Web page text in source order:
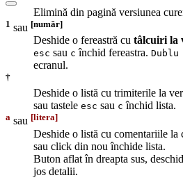
Elimină din pagină versiunea
1 sau [număr]
Deshide o fereastră cu tâlcuiri la
esc sau c închid fereastra.
ecranul.
†
Deshide o listă cu trimiterile la
sau tastele esc sau c închid lista.
a sau [litera]
Deshide o listă cu comentariile la
sau click din nou închide lista.
Buton aflat în dreapta sus,
jos detalii.